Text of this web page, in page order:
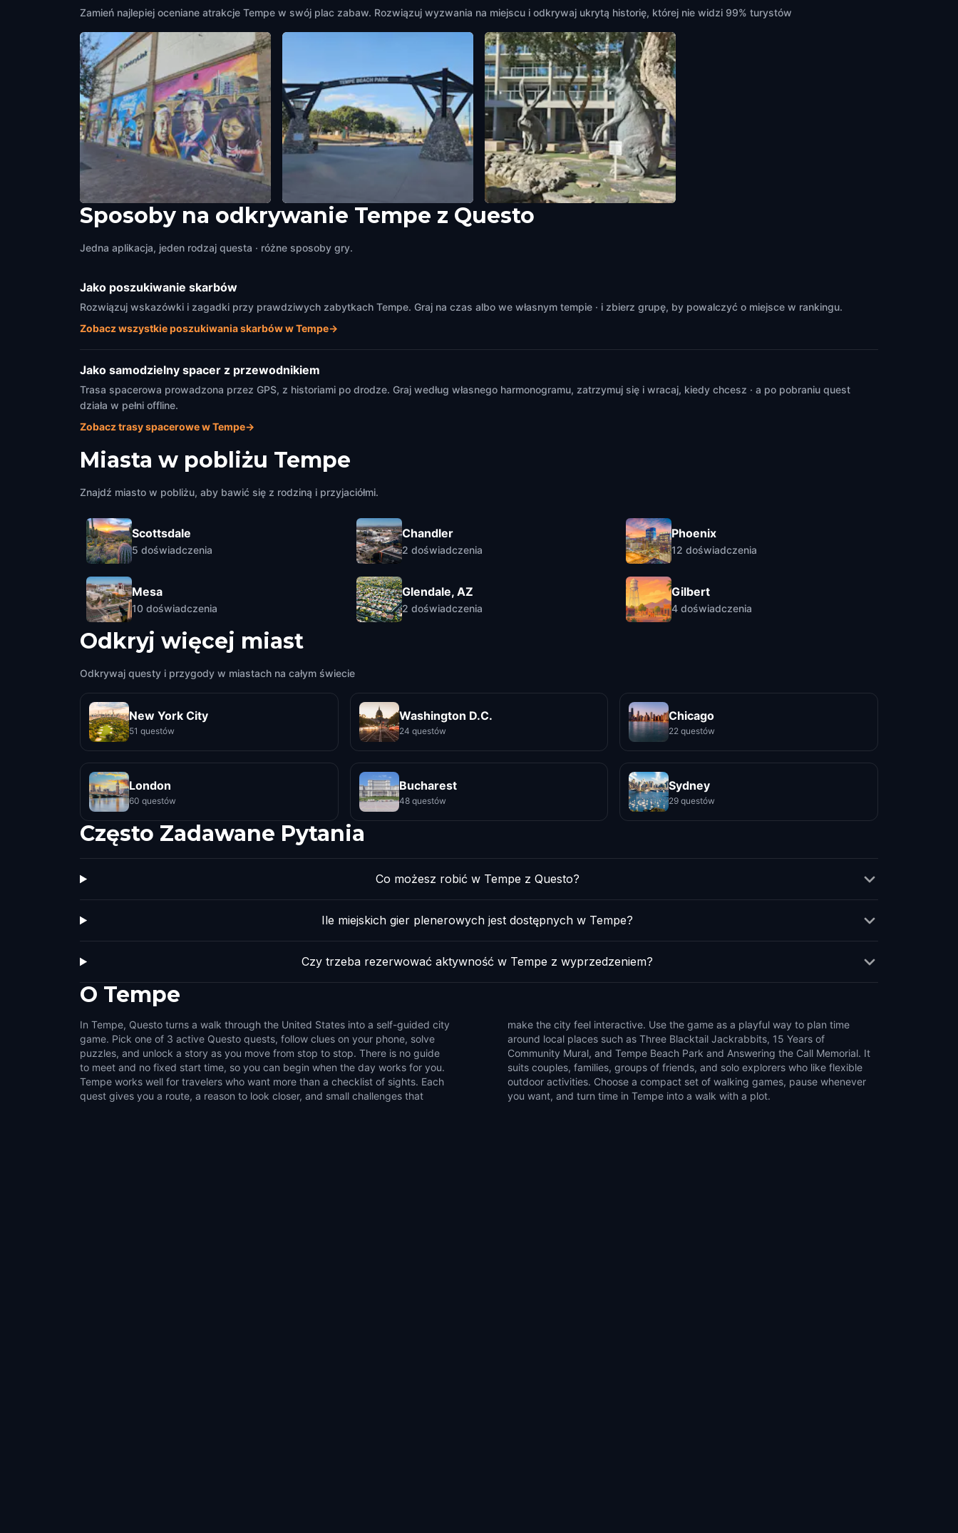
Zamień najlepiej oceniane atrakcje Tempe w swój plac zabaw. Rozwiązuj wyzwania na miejscu i odkrywaj ukrytą historię, której nie widzi 99% turystów
15 Years of Community Mural
Tempe Beach Park & Answering the
Tempe,United States of America
Three Blacktail Jackrabbits
Sposoby na odkrywanie Tempe z Questo
Jedna aplikacja, jeden rodzaj questa · różne sposoby gry.
Jako poszukiwanie skarbów
Rozwiązuj wskazówki i zagadki przy prawdziwych zabytkach Tempe. Graj na czas albo we własnym tempie · i zbierz grupę, by powalczyć o miejsce w rankingu.
Zobacz wszystkie poszukiwania skarbów w Tempe→
Jako samodzielny spacer z przewodnikiem
Trasa spacerowa prowadzona przez GPS, z historiami po drodze. Graj według własnego harmonogramu, zatrzymuj się i wracaj, kiedy chcesz · a po pobraniu quest
działa w pełni offline.
Zobacz trasy spacerowe w Tempe→
Miasta w pobliżu Tempe
Znajdź miasto w pobliżu, aby bawić się z rodziną i przyjaciółmi.
Scottsdale
5 doświadczenia
Mesa
10 doświadczenia
Chandler
2 doświadczenia
Glendale, AZ
2 doświadczenia
Phoenix
12 doświadczenia
Gilbert
4 doświadczenia
Odkryj więcej miast
Odkrywaj questy i przygody w miastach na całym świecie
New York City
51 questów
Washington D.C.
24 questów
Chicago
22 questów
London
60 questów
Bucharest
48 questów
Sydney
29 questów
Często Zadawane Pytania
Co możesz robić w Tempe z Questo?
Ile miejskich gier plenerowych jest dostępnych w Tempe?
Czy trzeba rezerwować aktywność w Tempe z wyprzedzeniem?
O Tempe
In Tempe, Questo turns a walk through the United States into a self-guided city
game. Pick one of 3 active Questo quests, follow clues on your phone, solve
puzzles, and unlock a story as you move from stop to stop. There is no guide
to meet and no fixed start time, so you can begin when the day works for you.
Tempe works well for travelers who want more than a checklist of sights. Each
quest gives you a route, a reason to look closer, and small challenges that
make the city feel interactive. Use the game as a playful way to plan time
around local places such as Three Blacktail Jackrabbits, 15 Years of
Community Mural, and Tempe Beach Park and Answering the Call Memorial. It
suits couples, families, groups of friends, and solo explorers who like flexible
outdoor activities. Choose a compact set of walking games, pause whenever
you want, and turn time in Tempe into a walk with a plot.